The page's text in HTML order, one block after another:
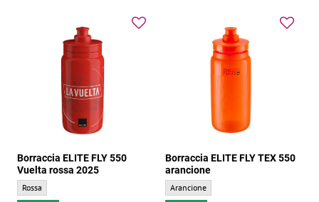
Borraccia ELITE FLY 550
Vuelta rossa 2025
Borraccia ELITE FLY 550 Vuelta rossa 2025 - Colore di base:
Rossa
Borraccia ELITE FLY TEX 550
arancione
Borraccia ELITE FLY TEX 550 arancione -
Arancione